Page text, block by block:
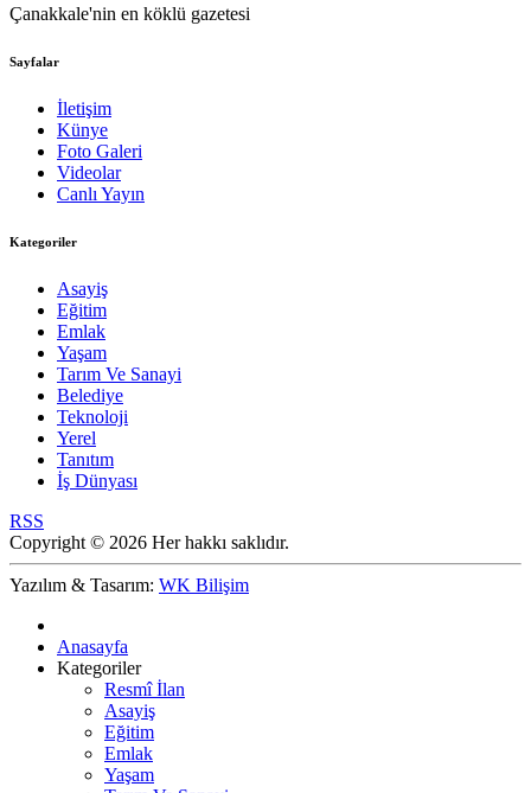
Çanakkale'nin en köklü gazetesi
Sayfalar
İletişim
Künye
Foto Galeri
Videolar
Canlı Yayın
Kategoriler
Asayiş
Eğitim
Emlak
Yaşam
Tarım Ve Sanayi
Belediye
Teknoloji
Yerel
Tanıtım
İş Dünyası
RSS
Copyright © 2026 Her hakkı saklıdır.
Yazılım & Tasarım: WK Bilişim
Anasayfa
Kategoriler
Resmî İlan
Asayiş
Eğitim
Emlak
Yaşam